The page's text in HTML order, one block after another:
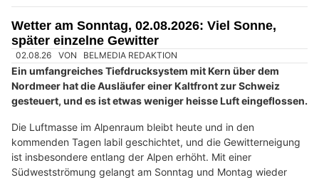
werden. Die Suche nach einer weiteren vermissten Person
dauert an.
Weiterlesen